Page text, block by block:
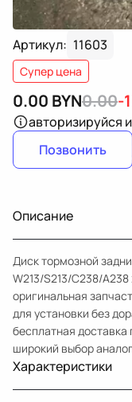
Артикул: 11603
Супер цена
0.00 BYN0.00-
авторизируйся
Позвонить
Описание
Диск тормозной
W213/S213/C238/
оригинальная
для установки без
бесплатная
широкий выбор
Характеристики